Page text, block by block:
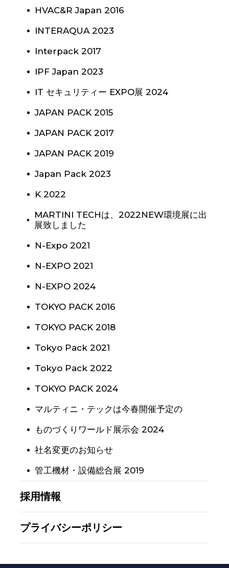
HVAC&R Japan 2016
INTERAQUA 2023
Interpack 2017
IPF Japan 2023
IT セキュリティー EXPO展 2024
JAPAN PACK 2015
JAPAN PACK 2017
JAPAN PACK 2019
Japan Pack 2023
K 2022
MARTINI TECHは、2022NEW環境展に出
展致しました
N-Expo 2021
N-EXPO 2021
N-EXPO 2024
TOKYO PACK 2016
TOKYO PACK 2018
Tokyo Pack 2021
Tokyo Pack 2022
TOKYO PACK 2024
マルティニ・テックは今春開催予定の
ものづくりワールド展示会 2024
社名変更のお知らせ
管工機材・設備総合展 2019
採用情報
プライバシーポリシー